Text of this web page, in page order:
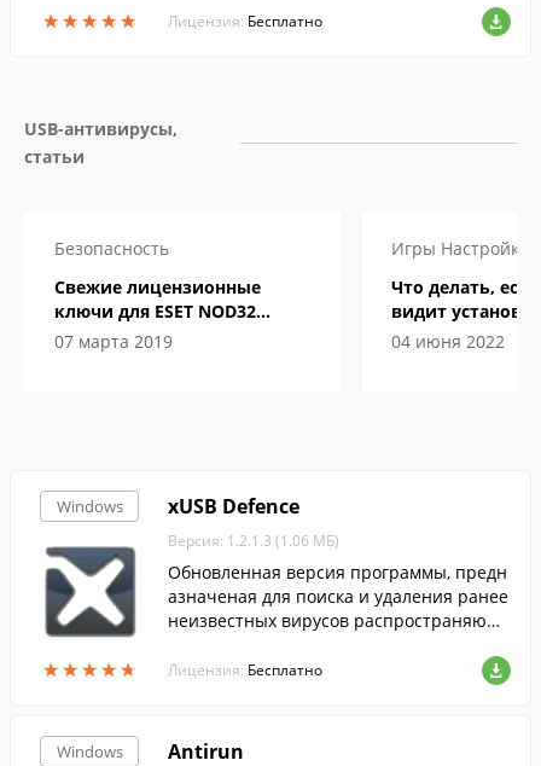
★★★★★
★★★★★ Лицензия: Бесплатно
USB-антивирусы,
статьи
Безопасность
Свежие лицензионные
ключи для ESET NOD32
Internet Security до 2019-2020
07 марта 2019
Игры Настройка
Что делать,
видит
04 июня 2022
Windows
★★★★★
★★★★★
xUSB Defence
Версия: 1.2.1.3 (1.06 МБ)
Обновленная версия программы, предн
азначеная для поиска и удаления ранее
неизвестных вирусов распространяющ
Лицензия: Бесплатно
Windows Antirun